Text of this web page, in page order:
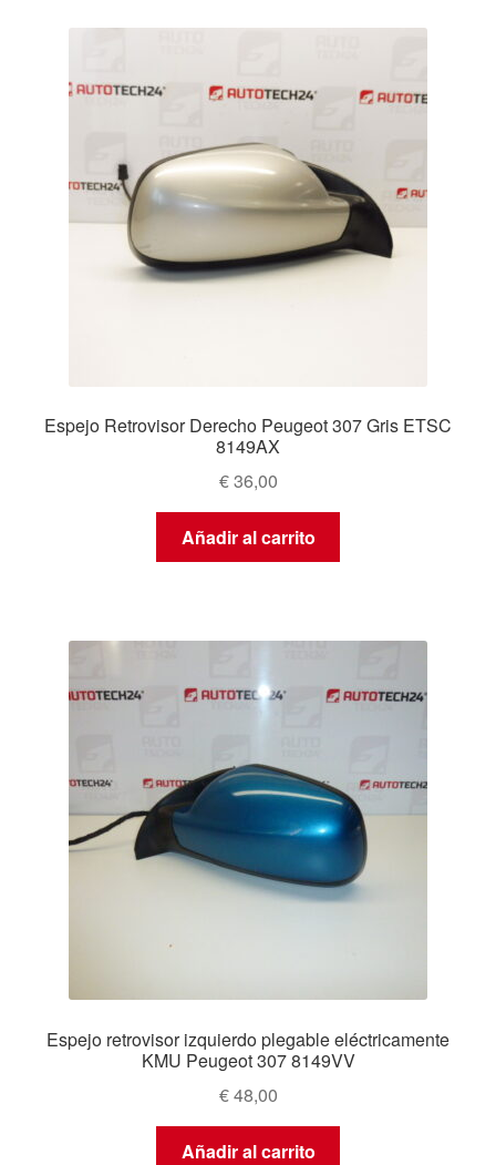
Espejo Retrovisor Derecho Peugeot 307 Gris ETSC
8149AX
€36,00
Añadir al carrito
Espejo retrovisor izquierdo plegable eléctricamente
KMU Peugeot 307 8149VV
€48,00
Añadir al carrito